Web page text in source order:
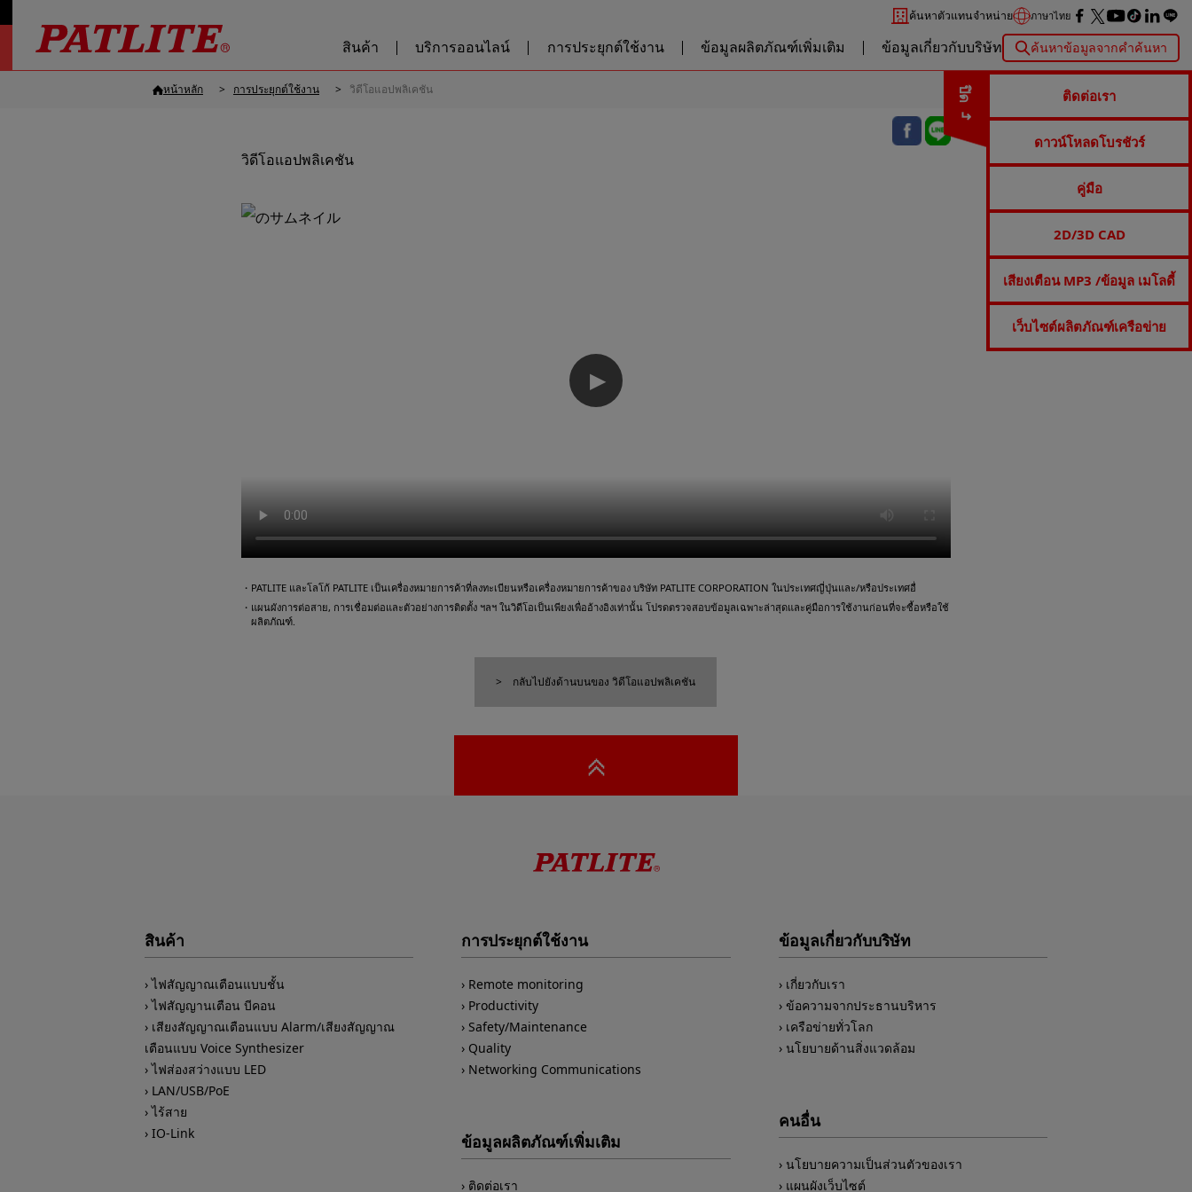
ค้นหาตัวแทนจำหน่าย ภาษาไทย
สินค้า บริการออนไลน์ การประยุกต์ใช้งาน ข้อมูลผลิตภัณฑ์เพิ่มเติม ข้อมูลเกี่ยวกับบริษัท ค้นหาข้อมูลจากคำค้นหา
ปิด ติดต่อเรา
ดาวน์โหลดโบรชัวร์
คู่มือ
2D/3D CAD
เสียงเตือน MP3 /ข้อมูล เมโลดี้
เว็บไซต์ผลิตภัณฑ์เครือข่าย
หน้าหลัก การประยุกต์ใช้งาน วิดีโอแอปพลิเคชัน
วิดีโอแอปพลิเคชัน
▶
・PATLITE และโลโก้ PATLITE เป็นเครื่องหมายการค้าที่ลงทะเบียนหรือเครื่องหมายการค้าของ บริษัท PATLITE CORPORATION ในประเทศญี่ปุ่นและ/หรือประเทศอื่
・แผนผังการต่อสาย, การเชื่อมต่อและตัวอย่างการติดตั้ง ฯลฯ ในวิดีโอเป็นเพียงเพื่ออ้างอิงเท่านั้น โปรดตรวจสอบข้อมูลเฉพาะล่าสุดและคู่มือการใช้งานก่อนที่จะซื้อหรือใช้
ผลิตภัณฑ์.
กลับไปยังด้านบนของ วิดีโอแอปพลิเคชัน
สินค้า
ไฟสัญญาณเตือนแบบชั้น
ไฟสัญญานเตือน บีคอน
เสียงสัญญาณเตือนแบบ Alarm/เสียงสัญญาณ
เตือนแบบ Voice Synthesizer
ไฟส่องสว่างแบบ LED
LAN/USB/PoE
ไร้สาย
IO-Link
การประยุกต์ใช้งาน
Remote monitoring
Productivity
Safety/Maintenance
Quality
Networking Communications
ข้อมูลผลิตภัณฑ์เพิ่มเติม
ติดต่อเรา
ข้อมูลเกี่ยวกับบริษัท
เกี่ยวกับเรา
ข้อความจากประธานบริหาร
เครือข่ายทั่วโลก
นโยบายด้านสิ่งแวดล้อม
คนอื่น
นโยบายความเป็นส่วนตัวของเรา
แผนผังเว็บไซต์